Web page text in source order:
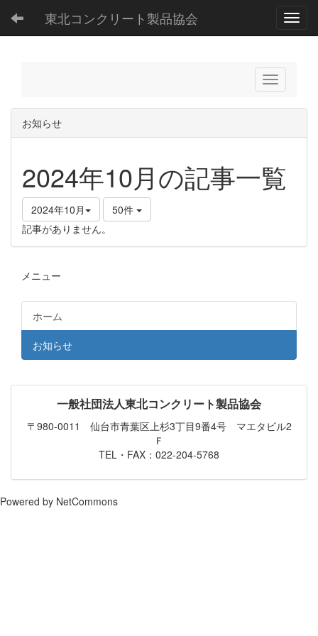
東北コンクリート製品協会
お知らせ
2024年10月の記事一覧
2024年10月
50件
記事がありません。
メニュー
ホーム
お知らせ
一般社団法人東北コンクリート製品協会
〒980-0011 仙台市青葉区上杉3丁目9番4号 マエタビル2
Ｆ
TEL・FAX：022-204-5768
Powered by NetCommons